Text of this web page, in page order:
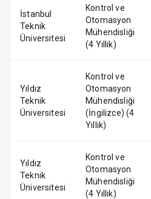
İstanbul
Teknik
Üniversitesi
Kontrol ve
Otomasyon
Mühendisliği
(4 Yıllık)
Yıldız
Teknik
Üniversitesi
Kontrol ve
Otomasyon
Mühendisliği
(İngilizce) (4
Yıllık)
Yıldız
Teknik
Üniversitesi
Kontrol ve
Otomasyon
Mühendisliği
(4 Yıllık)